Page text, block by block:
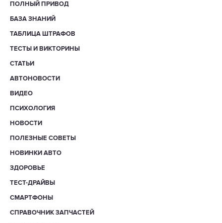
ПОЛНЫЙ ПРИВОД
БАЗА ЗНАНИЙ
ТАБЛИЦА ШТРАФОВ
ТЕСТЫ И ВИКТОРИНЫ
СТАТЬИ
АВТОНОВОСТИ
ВИДЕО
ПСИХОЛОГИЯ
НОВОСТИ
ПОЛЕЗНЫЕ СОВЕТЫ
НОВИНКИ АВТО
ЗДОРОВЬЕ
ТЕСТ-ДРАЙВЫ
СМАРТФОНЫ
СПРАВОЧНИК ЗАПЧАСТЕЙ